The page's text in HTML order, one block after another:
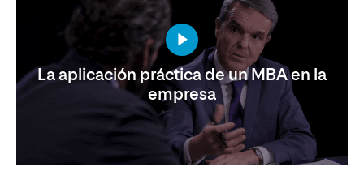
La aplicación práctica de un MBA en la
empresa